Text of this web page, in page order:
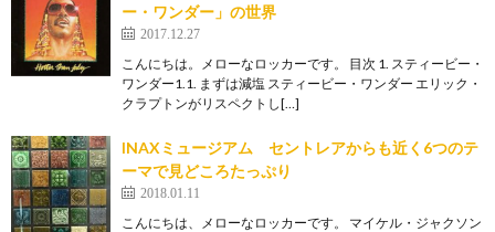
ー・ワンダー」の世界
2017.12.27
こんにちは。メローなロッカーです。 目次 1. スティービー・
ワンダー1.1. まずは減塩 スティービー・ワンダー エリック・
クラプトンがリスペクトし[…]
INAXミュージアム セントレアからも近く6つのテ
ーマで見どころたっぷり
2018.01.11
こんにちは、メローなロッカーです。 マイケル・ジャクソン